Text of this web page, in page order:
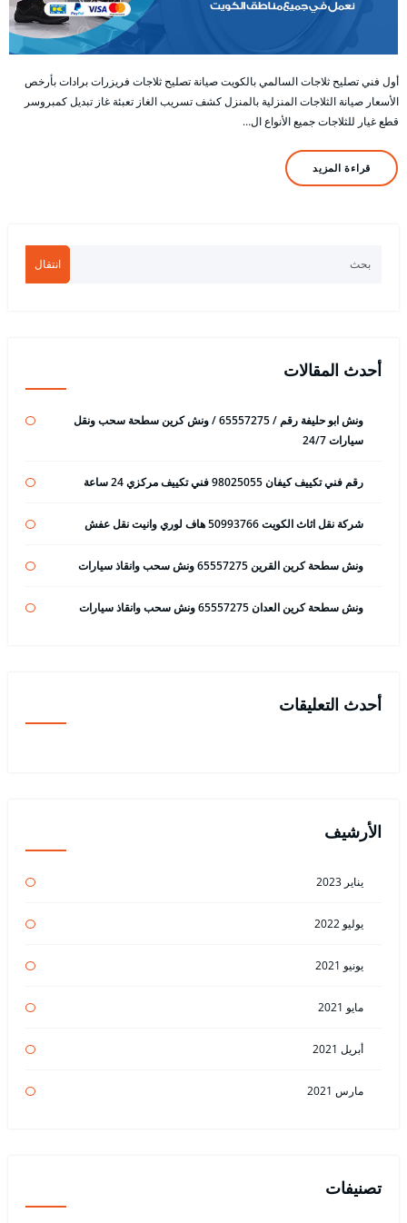
أول فني تصليح ثلاجات السالمي بالكويت صيانة تصليح ثلاجات فريزرات برادات بأرخص
الأسعار صيانة الثلاجات المنزلية بالمنزل كشف تسريب الغاز تعبئة غاز تبديل كمبروسر
قطع غيار للثلاجات جميع الأنواع ال…
قراءة المزيد
انتقال
أحدث المقالات
ونش ابو حليفة رقم / 65557275 / ونش كرين سطحة سحب ونقل
سيارات 24/7
رقم فني تكييف كيفان 98025055 فني تكييف مركزي 24 ساعة
شركة نقل اثاث الكويت 50993766 هاف لوري وانيت نقل عفش
ونش سطحة كرين القرين 65557275 ونش سحب وانقاذ سيارات
ونش سطحة كرين العدان 65557275 ونش سحب وانقاذ سيارات
أحدث التعليقات
الأرشيف
يناير 2023
يوليو 2022
يونيو 2021
مايو 2021
أبريل 2021
مارس 2021
تصنيفات